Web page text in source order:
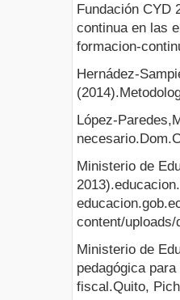
Fundación CYD
continua en las
formacion-
Hernádez-
López-
Ministerio de
content/uploads/
Ministerio de
pedagógica
fiscal.Quito,